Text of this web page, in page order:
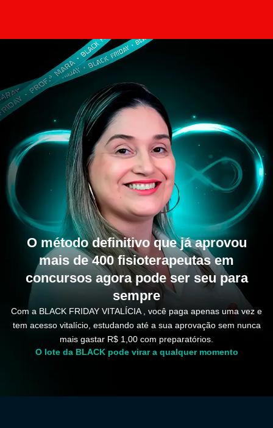
O método definitivo que já aprovou
mais de 400 fisioterapeutas em
concursos agora pode ser seu para
sempre
Com a BLACK FRIDAY VITALÍCIA
, você paga apenas uma vez e
tem acesso vitalício, estudando até a sua aprovação sem nunca
mais gastar R$ 1,00 com preparatórios.
O lote da BLACK pode virar a qualquer momento